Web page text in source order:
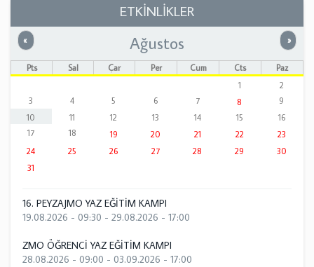
ETKİNLİKLER
« Önceki »
Ağustos
Pts Sal Çar Per Cum Cts
Paz
1
2
3
4 5 6 7 8
9
10
11 12 13 14 15
16
17
18 19 20 21 22
23
24
25 26 27 28 29
30
31
16. PEYZAJMO YAZ EĞİTİM KAMPI
19.08.2026 - 09:30 - 29.08.2026 - 17:00
ZMO ÖĞRENCİ YAZ EĞİTİM KAMPI
28.08.2026 - 09:00 - 03.09.2026 - 17:00